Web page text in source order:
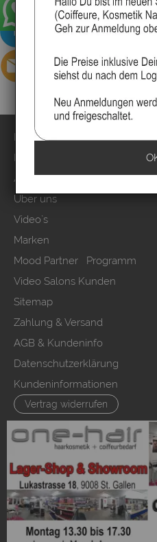
Impressum
Kontakt
Anmelden
Über uns
Video`s
Marken
Mood Partner Programm
Video Salons Kunden
Sitemap
Zahlung & Versand
AGB & Kundeninfo
Datenschutzerklärung
Kundeninformationen
Vertrag widerrufen